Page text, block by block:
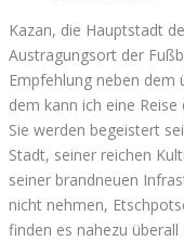
Kazan, die Hauptstadt
Austragungsort der
Empfehlung neben dem
dem kann ich eine
Sie werden begeistert
Stadt, seiner reichen
seiner brandneuen
nicht nehmen,
finden es nahezu überall